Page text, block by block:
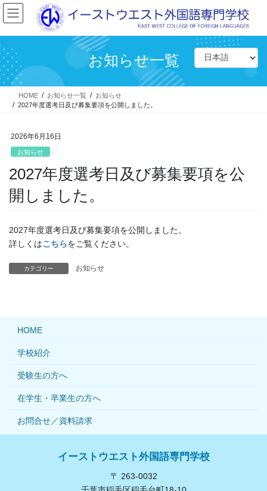
コ
ン
ン
ツ
に
移
ナ
ビ
ー
シ
ョ
ン
お知らせ一覧
HOME お知らせ一覧
お知らせ
2027年度選考日及び募集要項を公開しました。
2026年6月16日
お知らせ
2027年度選考日及び募集要項を公
開しました。
2027年度選考日及び募集要項を公開しました。
詳しくはこちらをご覧ください。
カテゴリー お知らせ
HOME
学校紹介
受験生の方へ
在学生・卒業生の方へ
お問合せ／資料請求
イーストウエスト外国語専門学校
〒 263-0032